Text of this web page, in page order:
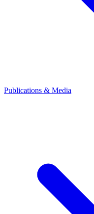
Publications & Media